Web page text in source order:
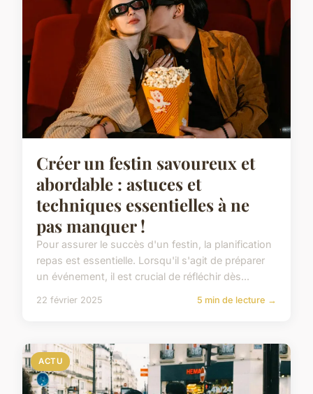
Créer un festin savoureux et
abordable : astuces et
techniques essentielles à ne
pas manquer !
Pour assurer le succès d'un festin, la planification
repas est essentielle. Lorsqu'il s'agit de préparer
un événement, il est crucial de réfléchir dès...
22 février 2025 5 min de lecture →
ACTU